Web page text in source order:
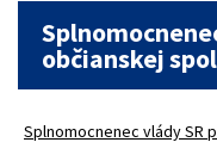
občianskej
Splnomocnenec vlády SR